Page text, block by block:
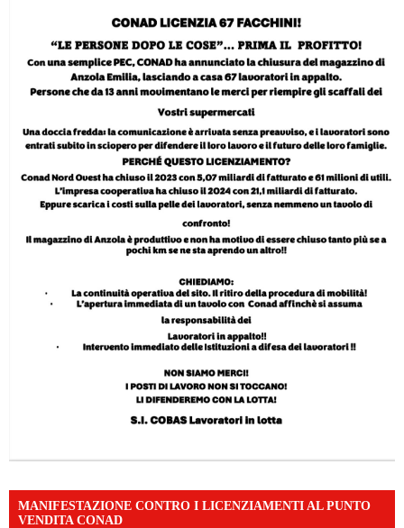
MANIFESTAZIONE CONTRO I LICENZIAMENTI AL PUNTO
VENDITA CONAD